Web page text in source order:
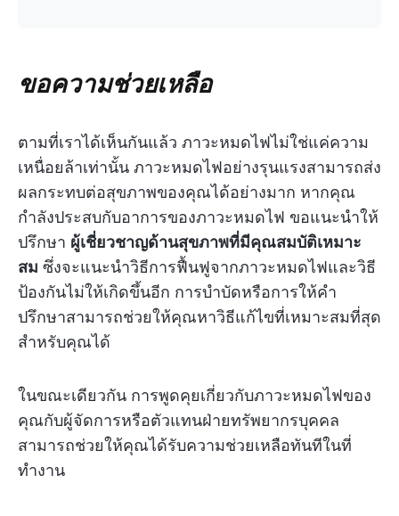
ขอความช่วยเหลือ
ตามที่เราได้เห็นกันแล้ว ภาวะหมดไฟไม่ใช่แค่ความ
เหนื่อยล้าเท่านั้น ภาวะหมดไฟอย่างรุนแรงสามารถส่ง
ผลกระทบต่อสุขภาพของคุณได้อย่างมาก หากคุณ
กำลังประสบกับอาการของภาวะหมดไฟ ขอแนะนำให้
ปรึกษา ผู้เชี่ยวชาญด้านสุขภาพที่มีคุณสมบัติเหมาะ
สม ซึ่งจะแนะนำวิธีการฟื้นฟูจากภาวะหมดไฟและวิธี
ป้องกันไม่ให้เกิดขึ้นอีก การบำบัดหรือการให้คำ
ปรึกษาสามารถช่วยให้คุณหาวิธีแก้ไขที่เหมาะสมที่สุด
สำหรับคุณได้
ในขณะเดียวกัน การพูดคุยเกี่ยวกับภาวะหมดไฟของ
คุณกับผู้จัดการหรือตัวแทนฝ่ายทรัพยากรบุคคล
สามารถช่วยให้คุณได้รับความช่วยเหลือทันทีในที่
ทำงาน